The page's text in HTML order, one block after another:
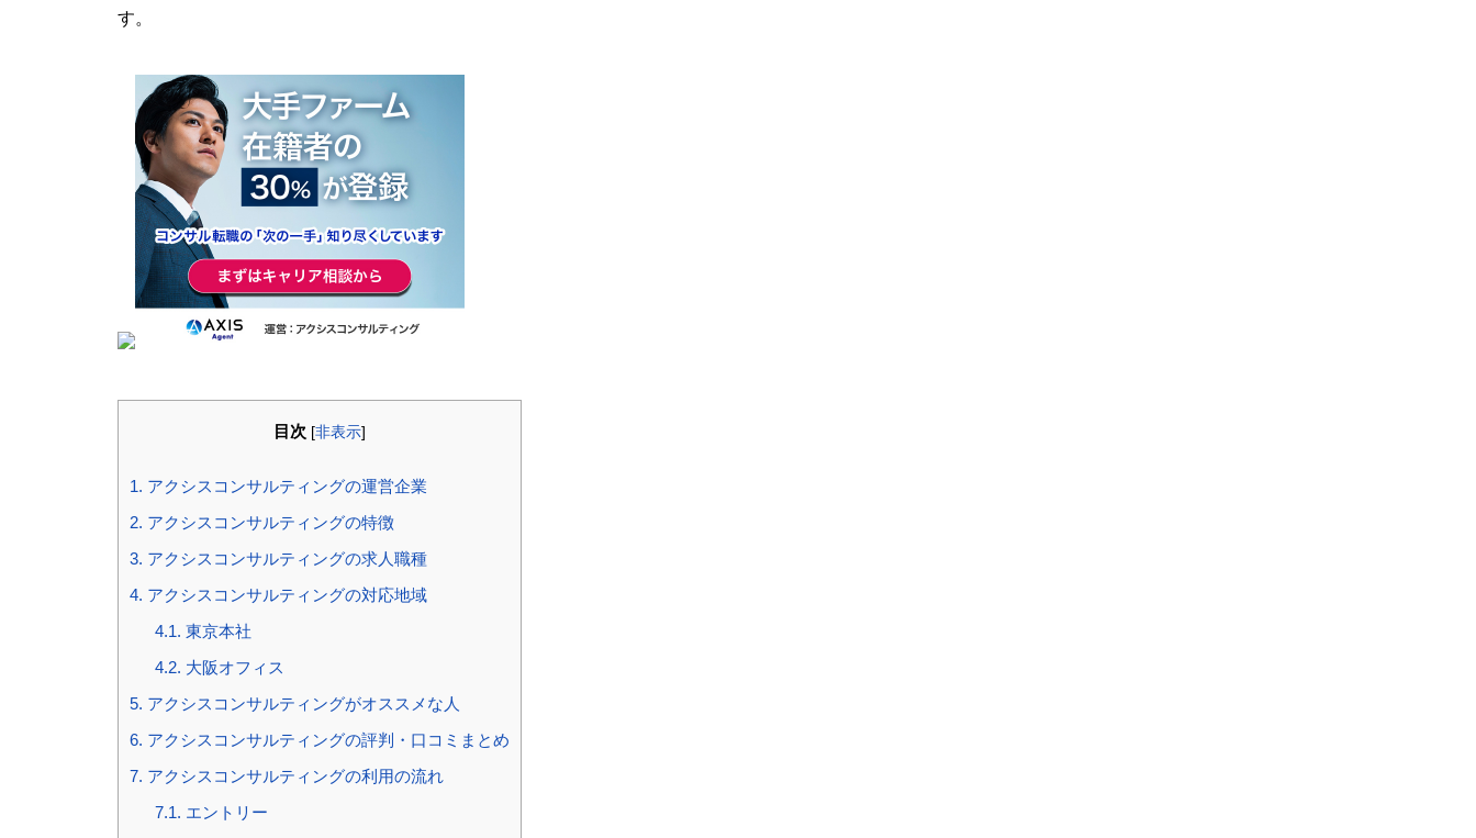
す。
目次 [非表示]
1. アクシスコンサルティングの運営企業
2. アクシスコンサルティングの特徴
3. アクシスコンサルティングの求人職種
4. アクシスコンサルティングの対応地域
4.1. 東京本社
4.2. 大阪オフィス
5. アクシスコンサルティングがオススメな人
6. アクシスコンサルティングの評判・口コミまとめ
7. アクシスコンサルティングの利用の流れ
7.1. エントリー